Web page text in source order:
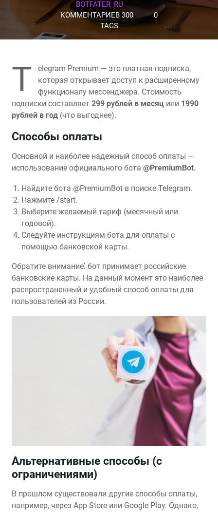
BOTFATER_RU
КОММЕНТАРИЕВ 300
0
TAGS
T
elegram Premium — это платная подписка,
которая открывает доступ к расширенному
функционалу мессенджера. Стоимость
подписки составляет 299 рублей в месяц или 1990
рублей в год (что выгоднее).
Способы оплаты
Основной и наиболее надежный способ оплаты —
использование официального бота @PremiumBot.
Найдите бота @PremiumBot в поиске Telegram.
Нажмите /start.
Выберите желаемый тариф (месячный или
годовой).
Следуйте инструкциям бота для оплаты с
помощью банковской карты.
Обратите внимание⁚ бот принимает российские
банковские карты. На данный момент это наиболее
распространенный и удобный способ оплаты для
пользователей из России.
Альтернативные способы (с
ограничениями)
В прошлом существовали другие способы оплаты,
например, через App Store или Google Play. Однако,